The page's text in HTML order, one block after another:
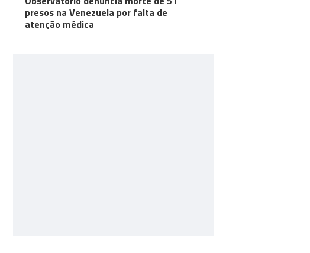
presos na Venezuela por falta de
atenção médica